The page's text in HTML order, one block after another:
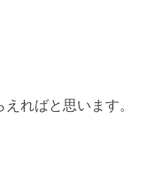
ればと思います。